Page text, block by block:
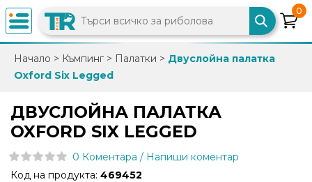
×
0882
086
info@trfish.com
0
Начало > Къмпинг> Палатки > Двуслойна палатка
Oxford Six Legged
ДВУСЛОЙНА ПАЛАТКА
OXFORD SIX LEGGED
0 Коментара / Напиши коментар
Код на продукта: 469452